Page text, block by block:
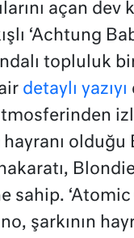
açan
‘Achtung
topluluk
detaylı yazıyı
sahip.
şarkının